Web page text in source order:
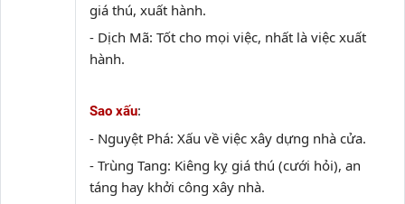
giá thú, xuất hành.
- Dịch Mã: Tốt cho mọi việc, nhất là việc xuất
hành.
Sao xấu:
- Nguyệt Phá: Xấu về việc xây dựng nhà cửa.
- Trùng Tang: Kiêng kỵ giá thú (cưới hỏi), an
táng hay khởi công xây nhà.